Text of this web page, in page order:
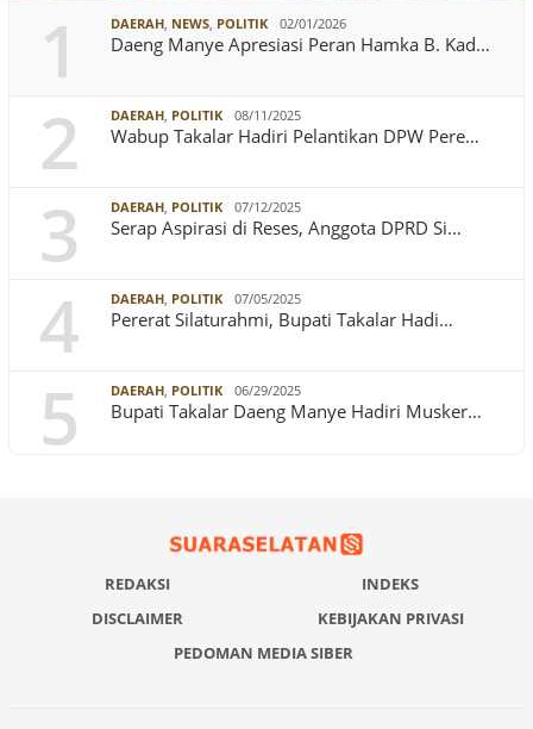
1 DAERAH, NEWS, POLITIK 02/01/2026
Daeng Manye Apresiasi Peran Hamka B. Kad…
2 DAERAH, POLITIK 08/11/2025
Wabup Takalar Hadiri Pelantikan DPW Pere…
3 DAERAH, POLITIK 07/12/2025
Serap Aspirasi di Reses, Anggota DPRD Si…
4 DAERAH, POLITIK 07/05/2025
Pererat Silaturahmi, Bupati Takalar Hadi…
5 DAERAH, POLITIK 06/29/2025
Bupati Takalar Daeng Manye Hadiri Musker…
REDAKSI
INDEKS
DISCLAIMER
KEBIJAKAN PRIVASI
PEDOMAN MEDIA SIBER